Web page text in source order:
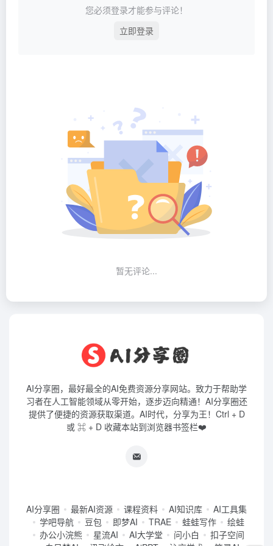
您必须登录才能参与评论！
立即登录
暂无评论...
AI分享圈，最好最全的AI免费资源分享网站。致力于帮助学
习者在人工智能领域从零开始，逐步迈向精通！AI分享圈还
提供了便捷的资源获取渠道。AI时代，分享为王！Ctrl + D
或 ⌘ + D 收藏本站到浏览器书签栏❤️
AI分享圈 最新AI资源 课程资料 AI知识库
AI工具集
学吧导航
豆包 即梦AI TRAE 蛙蛙写作
绘蛙
办公小浣熊
星流AI AI大学堂 问小白
扣子空间